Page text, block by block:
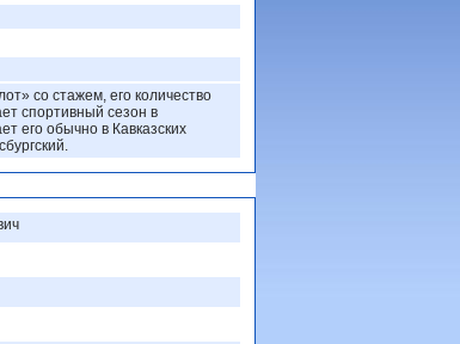
со стажем, его количество
спортивный сезон в
его обычно в Кавказских